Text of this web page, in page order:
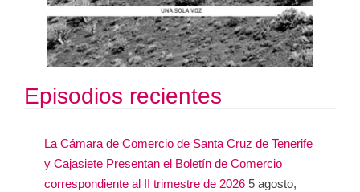
Episodios recientes
La Cámara de Comercio de Santa Cruz de Tenerife
y Cajasiete Presentan el Boletín de Comercio
correspondiente al II trimestre de 2026 5 agosto,